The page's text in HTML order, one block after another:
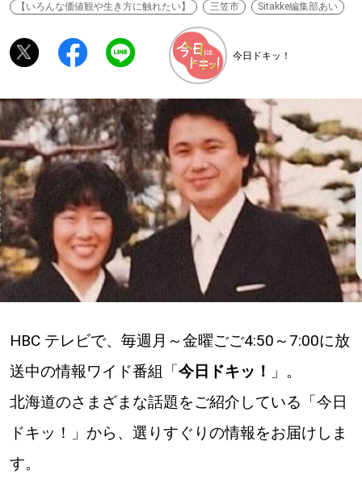
深める
ゆるむ
SitakkeTV
LOCAL ローカルエリア
札幌
道北
道南
道東
【いろんな価値観や生き方に触れたい】
三笠市 Sitakke編集部あい
今日ドキッ！
HBC テレビで、毎週月～金曜ごご4:50～7:00に放
送中の情報ワイド番組「今日ドキッ！
」。
北海道のさまざまな話題をご紹介している「今日
ドキッ！」から、選りすぐりの情報をお届けしま
す。